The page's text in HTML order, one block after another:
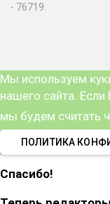
- 76719.
Мы используем
нашего сайта.
мы будем считать
ПОЛИТИКА
Спасибо!